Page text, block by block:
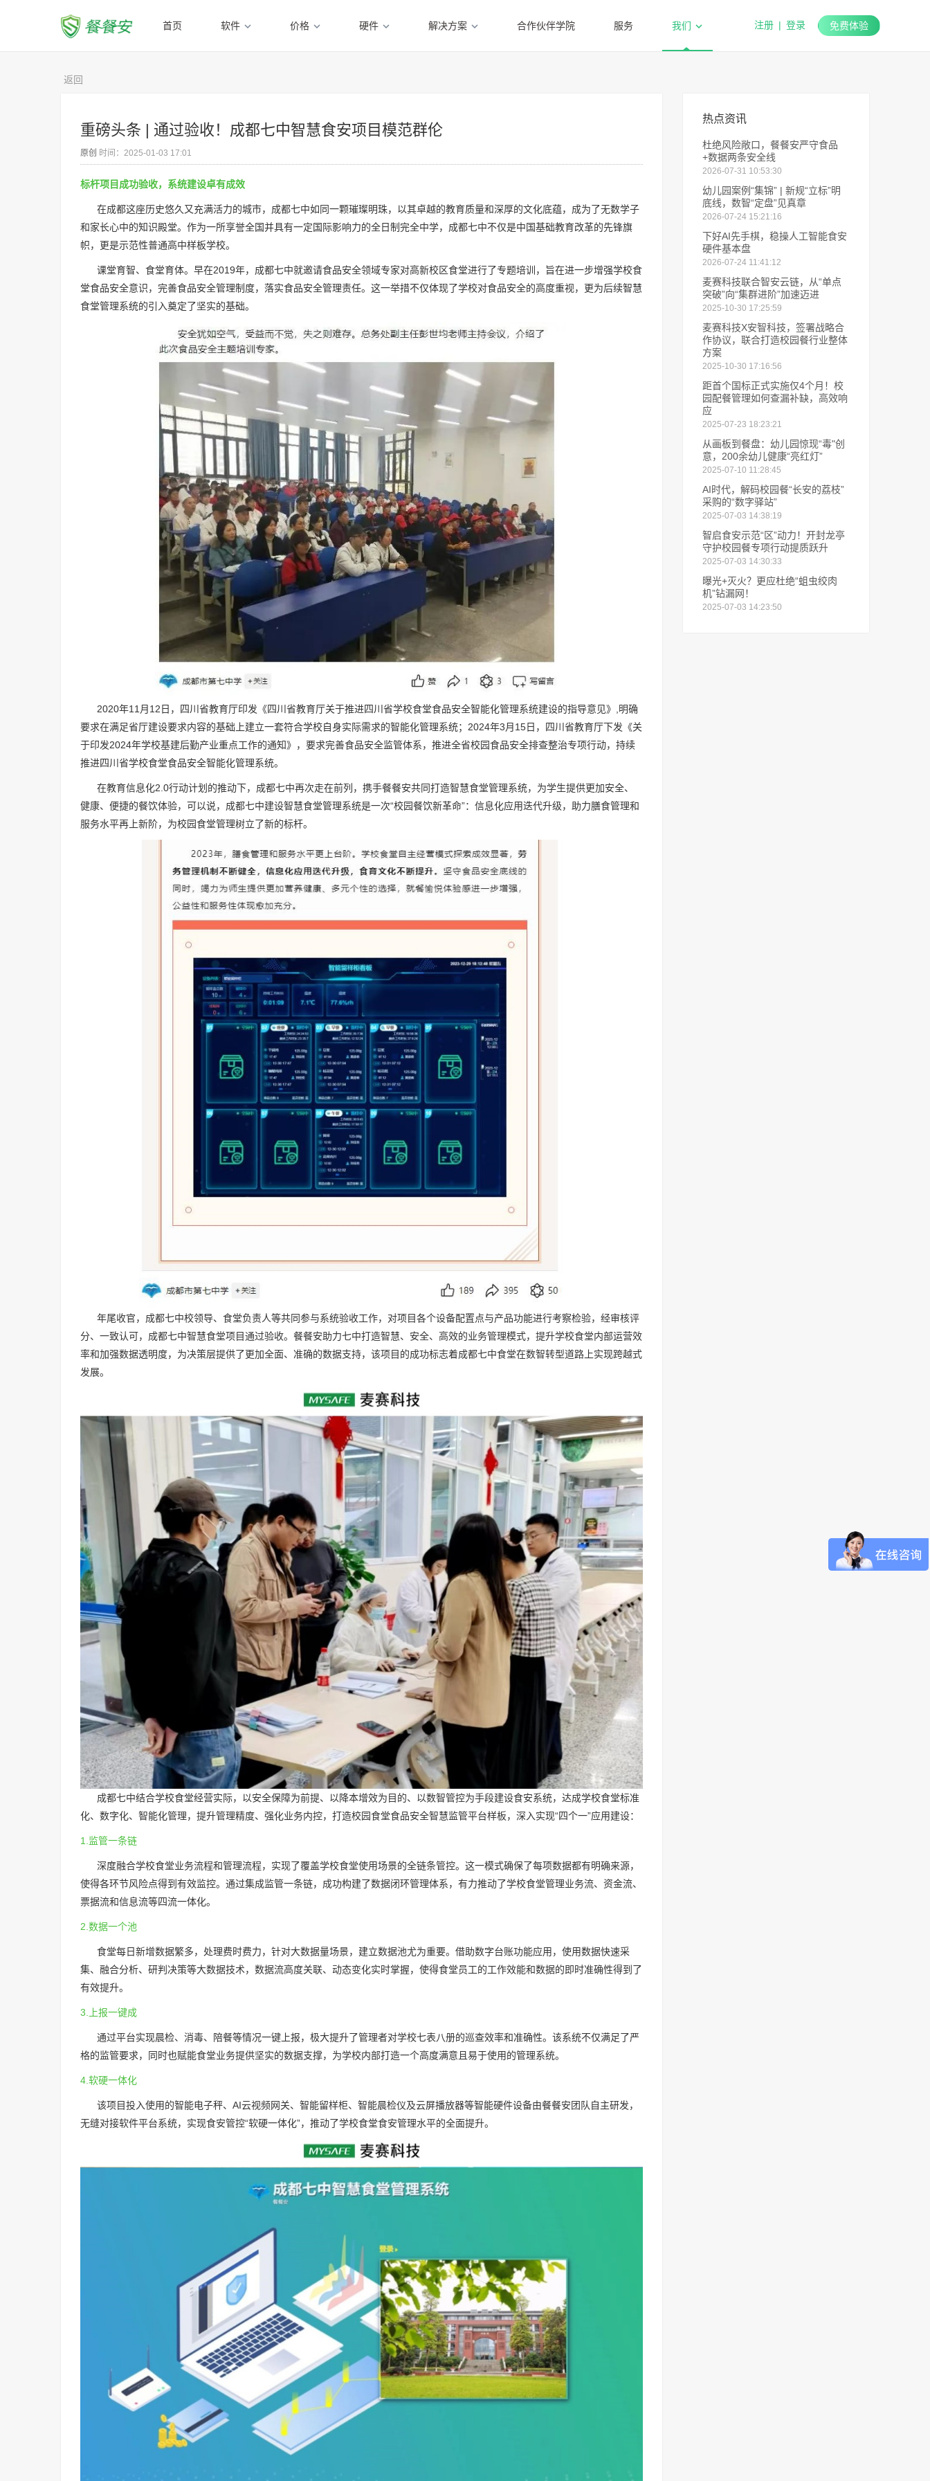
首页 软件 价格 硬件 解决方案 合作伙伴学院 服务 我们 注册 | 登录 免费体验
返回
重磅头条 | 通过验收！成都七中智慧食安项目模范群伦
原创 时间：2025-01-03 17:01
标杆项目成功验收，系统建设卓有成效
在成都这座历史悠久又充满活力的城市，成都七中如同一颗璀璨明珠，以其卓越的教育质量和深厚的文化底蕴，成为了无数学子
和家长心中的知识殿堂。作为一所享誉全国并具有一定国际影响力的全日制完全中学，成都七中不仅是中国基础教育改革的先锋旗
帜，更是示范性普通高中样板学校。
课堂育智、食堂育体。早在2019年，成都七中就邀请食品安全领域专家对高新校区食堂进行了专题培训，旨在进一步增强学校食
堂食品安全意识，完善食品安全管理制度，落实食品安全管理责任。这一举措不仅体现了学校对食品安全的高度重视，更为后续智慧
食堂管理系统的引入奠定了坚实的基础。
2020年11月12日，四川省教育厅印发《四川省教育厅关于推进四川省学校食堂食品安全智能化管理系统建设的指导意见》,明确
要求在满足省厅建设要求内容的基础上建立一套符合学校自身实际需求的智能化管理系统；2024年3月15日，四川省教育厅下发《关
于印发2024年学校基建后勤产业重点工作的通知》，要求完善食品安全监管体系，推进全省校园食品安全排查整治专项行动，持续
推进四川省学校食堂食品安全智能化管理系统。
在教育信息化2.0行动计划的推动下，成都七中再次走在前列，携手餐餐安共同打造智慧食堂管理系统，为学生提供更加安全、
健康、便捷的餐饮体验，可以说，成都七中建设智慧食堂管理系统是一次“校园餐饮新革命”：信息化应用迭代升级，助力膳食管理和
服务水平再上新阶，为校园食堂管理树立了新的标杆。
年尾收官，成都七中校领导、食堂负责人等共同参与系统验收工作，对项目各个设备配置点与产品功能进行考察检验，经审核评
分、一致认可，成都七中智慧食堂项目通过验收。餐餐安助力七中打造智慧、安全、高效的业务管理模式，提升学校食堂内部运营效
率和加强数据透明度，为决策层提供了更加全面、准确的数据支持，该项目的成功标志着成都七中食堂在数智转型道路上实现跨越式
发展。
成都七中结合学校食堂经营实际，以安全保障为前提、以降本增效为目的、以数智管控为手段建设食安系统，达成学校食堂标准
化、数字化、智能化管理，提升管理精度、强化业务内控，打造校园食堂食品安全智慧监管平台样板，深入实现“四个一”应用建设：
1.监管一条链
深度融合学校食堂业务流程和管理流程，实现了覆盖学校食堂使用场景的全链条管控。这一模式确保了每项数据都有明确来源，
使得各环节风险点得到有效监控。通过集成监管一条链，成功构建了数据闭环管理体系，有力推动了学校食堂管理业务流、资金流、
票据流和信息流等四流一体化。
2.数据一个池
食堂每日新增数据繁多，处理费时费力，针对大数据量场景，建立数据池尤为重要。借助数字台账功能应用，使用数据快速采
集、融合分析、研判决策等大数据技术，数据流高度关联、动态变化实时掌握，使得食堂员工的工作效能和数据的即时准确性得到了
有效提升。
3.上报一键成
通过平台实现晨检、消毒、陪餐等情况一键上报，极大提升了管理者对学校七表八册的巡查效率和准确性。该系统不仅满足了严
格的监管要求，同时也赋能食堂业务提供坚实的数据支撑，为学校内部打造一个高度满意且易于使用的管理系统。
4.软硬一体化
该项目投入使用的智能电子秤、AI云视频网关、智能留样柜、智能晨检仪及云屏播放器等智能硬件设备由餐餐安团队自主研发，
无缝对接软件平台系统，实现食安管控“软硬一体化”，推动了学校食堂食安管理水平的全面提升。
热点资讯
杜绝风险敞口，餐餐安严守食品
+数据两条安全线
2026-07-31 10:53:30
幼儿园案例“集锦” | 新规“立标”明
底线，数智“定盘”见真章
2026-07-24 15:21:16
下好AI先手棋，稳操人工智能食安
硬件基本盘
2026-07-24 11:41:12
麦赛科技联合智安云链，从“单点
突破”向“集群进阶”加速迈进
2025-10-30 17:25:59
麦赛科技X安智科技，签署战略合
作协议，联合打造校园餐行业整体
方案
2025-10-30 17:16:56
距首个国标正式实施仅4个月！校
园配餐管理如何查漏补缺，高效响
应
2025-07-23 18:23:21
从画板到餐盘：幼儿园惊现“毒"创
意，200余幼儿健康“亮红灯”
2025-07-10 11:28:45
AI时代，解码校园餐“长安的荔枝”
采购的“数字驿站”
2025-07-03 14:38:19
智启食安示范“区”动力！开封龙亭
守护校园餐专项行动提质跃升
2025-07-03 14:30:33
曝光+灭火？更应杜绝“蛆虫绞肉
机”钻漏网！
2025-07-03 14:23:50